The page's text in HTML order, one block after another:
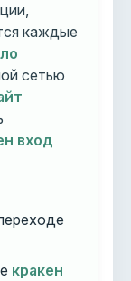
каждые
сетью
вход
кракен